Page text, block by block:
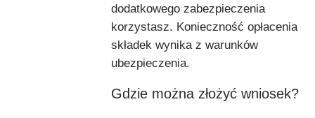
dodatkowego zabezpieczenia
korzystasz. Konieczność opłacenia
składek wynika z warunków
ubezpieczenia.
Gdzie można złożyć wniosek?